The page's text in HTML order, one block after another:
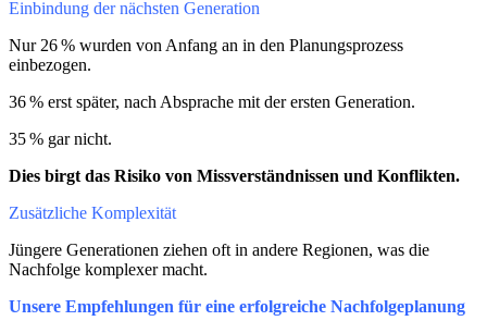
Einbindung der nächsten Generation
Nur 26 % wurden von Anfang an in den Planungsprozess
einbezogen.
36 % erst später, nach Absprache mit der ersten Generation.
35 % gar nicht.
Dies birgt das Risiko von Missverständnissen und Konflikten.
Zusätzliche Komplexität
Jüngere Generationen ziehen oft in andere Regionen, was die
Nachfolge komplexer macht.
Unsere Empfehlungen für eine erfolgreiche Nachfolgeplanung